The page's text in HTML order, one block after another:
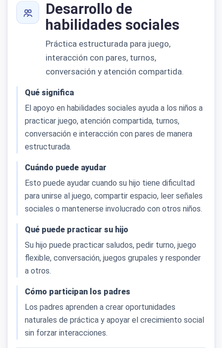
Desarrollo de
habilidades sociales
Práctica estructurada para juego,
interacción con pares, turnos,
conversación y atención compartida.
Qué significa
El apoyo en habilidades sociales ayuda a los niños a
practicar juego, atención compartida, turnos,
conversación e interacción con pares de manera
estructurada.
Cuándo puede ayudar
Esto puede ayudar cuando su hijo tiene dificultad
para unirse al juego, compartir espacio, leer señales
sociales o mantenerse involucrado con otros niños.
Qué puede practicar su hijo
Su hijo puede practicar saludos, pedir turno, juego
flexible, conversación, juegos grupales y responder
a otros.
Cómo participan los padres
Los padres aprenden a crear oportunidades
naturales de práctica y apoyar el crecimiento social
sin forzar interacciones.